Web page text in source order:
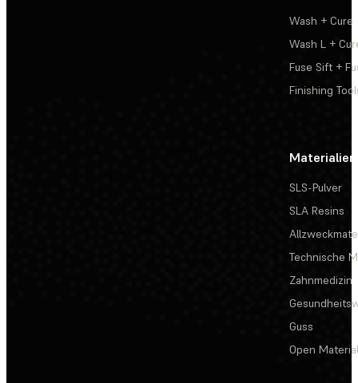
Wash + Cure
Wash L +
Fuse Sift +
Finishing
Materialien
SLS-Pulver
SLA Resins
Technische
Zahnmedizin
Guss
Open